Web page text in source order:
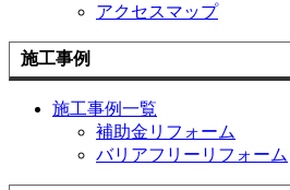
アクセスマップ
施工事例
施工事例一覧
補助金リフォーム
バリアフリーリフォーム